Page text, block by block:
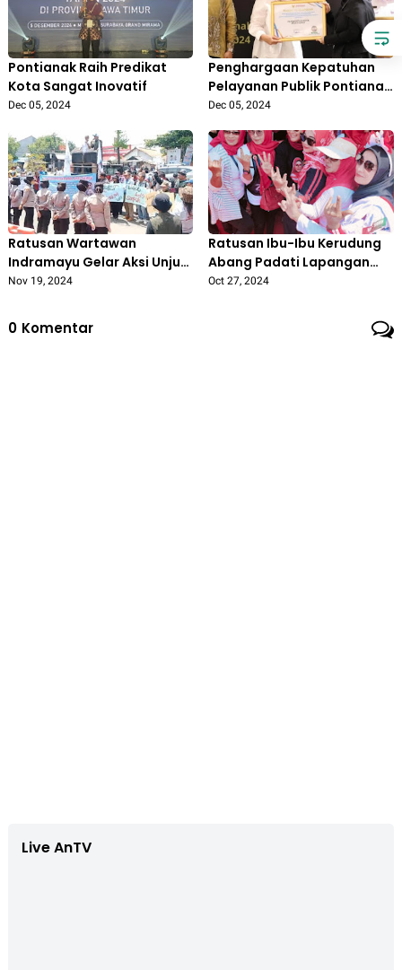
Pontianak Raih Predikat
Kota Sangat Inovatif
Dec 05, 2024
Penghargaan Kepatuhan
Pelayanan Publik Pontianak
Tertinggi ke-27 se-
Dec 05, 2024
Ratusan Wartawan
Indramayu Gelar Aksi Unjuk
Rasa dan Boikot
Nov 19, 2024
Ratusan Ibu-Ibu Kerudung
Abang Padati Lapangan
Janggleng 'Nina Lanjutkan
Oct 27, 2024
0 Komentar
Live AnTV